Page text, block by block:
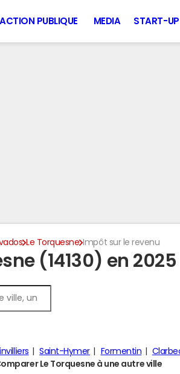
ACTION PUBLIQUE MEDIA START-UP
Le Torquesne Impôt sur le revenu
(14130) en 2025
Saint-Hymer Formentin
Le Torquesne à une autre ville